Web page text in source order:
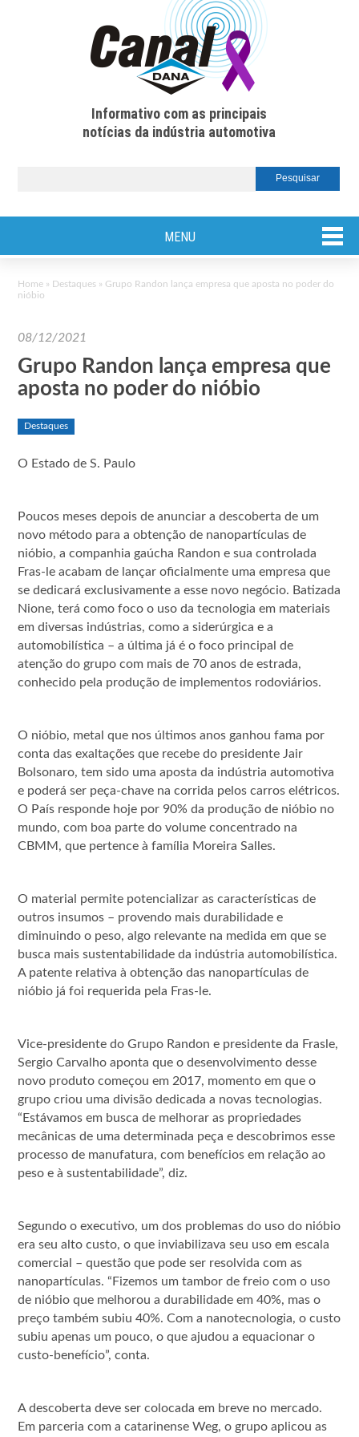
Informativo com as principais
notícias da indústria automotiva
MENU
Home » Destaques » Grupo Randon lança empresa que aposta no poder do
nióbio
08/12/2021
Grupo Randon lança empresa que
aposta no poder do nióbio
Destaques
O Estado de S. Paulo
Poucos meses depois de anunciar a descoberta de um
novo método para a obtenção de nanopartículas de
nióbio, a companhia gaúcha Randon e sua controlada
Fras-le acabam de lançar oficialmente uma empresa que
se dedicará exclusivamente a esse novo negócio. Batizada
Nione, terá como foco o uso da tecnologia em materiais
em diversas indústrias, como a siderúrgica e a
automobilística – a última já é o foco principal de
atenção do grupo com mais de 70 anos de estrada,
conhecido pela produção de implementos rodoviários.
O nióbio, metal que nos últimos anos ganhou fama por
conta das exaltações que recebe do presidente Jair
Bolsonaro, tem sido uma aposta da indústria automotiva
e poderá ser peça-chave na corrida pelos carros elétricos.
O País responde hoje por 90% da produção de nióbio no
mundo, com boa parte do volume concentrado na
CBMM, que pertence à família Moreira Salles.
O material permite potencializar as características de
outros insumos – provendo mais durabilidade e
diminuindo o peso, algo relevante na medida em que se
busca mais sustentabilidade da indústria automobilística.
A patente relativa à obtenção das nanopartículas de
nióbio já foi requerida pela Fras-le.
Vice-presidente do Grupo Randon e presidente da Frasle,
Sergio Carvalho aponta que o desenvolvimento desse
novo produto começou em 2017, momento em que o
grupo criou uma divisão dedicada a novas tecnologias.
“Estávamos em busca de melhorar as propriedades
mecânicas de uma determinada peça e descobrimos esse
processo de manufatura, com benefícios em relação ao
peso e à sustentabilidade”, diz.
Segundo o executivo, um dos problemas do uso do nióbio
era seu alto custo, o que inviabilizava seu uso em escala
comercial – questão que pode ser resolvida com as
nanopartículas. “Fizemos um tambor de freio com o uso
de nióbio que melhorou a durabilidade em 40%, mas o
preço também subiu 40%. Com a nanotecnologia, o custo
subiu apenas um pouco, o que ajudou a equacionar o
custo-benefício”, conta.
A descoberta deve ser colocada em breve no mercado.
Em parceria com a catarinense Weg, o grupo aplicou as